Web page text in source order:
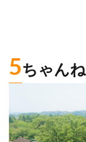
5ちゃん